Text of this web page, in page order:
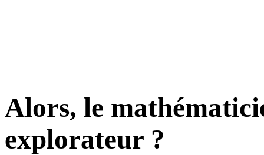
Alors, le
explorateur ?